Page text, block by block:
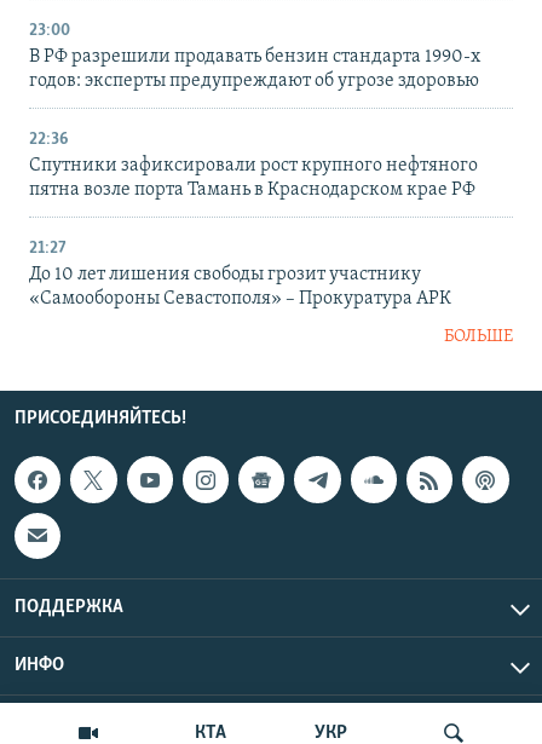
КТА УКР
23:00
В РФ разрешили продавать бензин стандарта 1990-х
годов: эксперты предупреждают об угрозе здоровью
22:36
Спутники зафиксировали рост крупного нефтяного
пятна возле порта Тамань в Краснодарском крае РФ
21:27
До 10 лет лишения свободы грозит участнику
«Самообороны Севастополя» – Прокуратура АРК
БОЛЬШЕ
ПРИСОЕДИНЯЙТЕСЬ!
ПОДДЕРЖКА
ИНФО
Copyright Крым.Реалии, 2026 | Все права защищены.
UTC+3